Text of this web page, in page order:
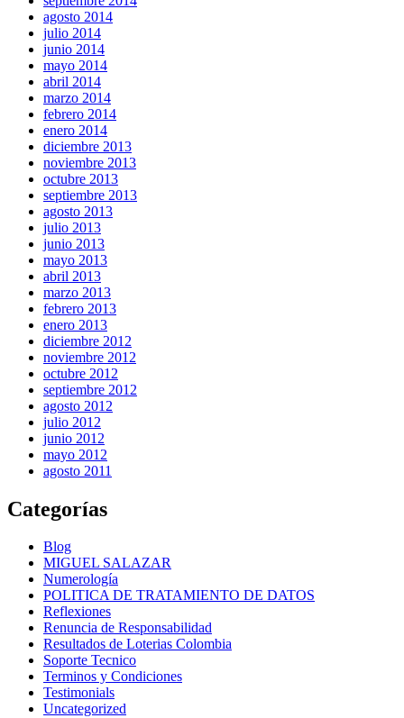
agosto 2014
julio 2014
junio 2014
mayo 2014
abril 2014
marzo 2014
febrero 2014
enero 2014
diciembre 2013
noviembre 2013
octubre 2013
septiembre 2013
agosto 2013
julio 2013
junio 2013
mayo 2013
abril 2013
marzo 2013
febrero 2013
enero 2013
diciembre 2012
noviembre 2012
octubre 2012
septiembre 2012
agosto 2012
julio 2012
junio 2012
mayo 2012
agosto 2011
Categorías
Blog
MIGUEL SALAZAR
Numerología
POLITICA DE TRATAMIENTO DE DATOS
Reflexiones
Renuncia de Responsabilidad
Resultados de Loterias Colombia
Soporte Tecnico
Terminos y Condiciones
Testimonials
Uncategorized